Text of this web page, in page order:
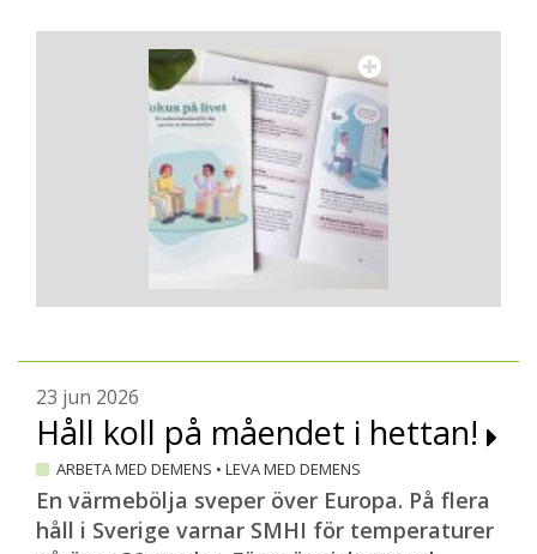
23 jun 2026
Håll koll på måendet i hettan!
ARBETA MED DEMENS • LEVA MED DEMENS
En värmebölja sveper över Europa. På flera
håll i Sverige varnar SMHI för temperaturer